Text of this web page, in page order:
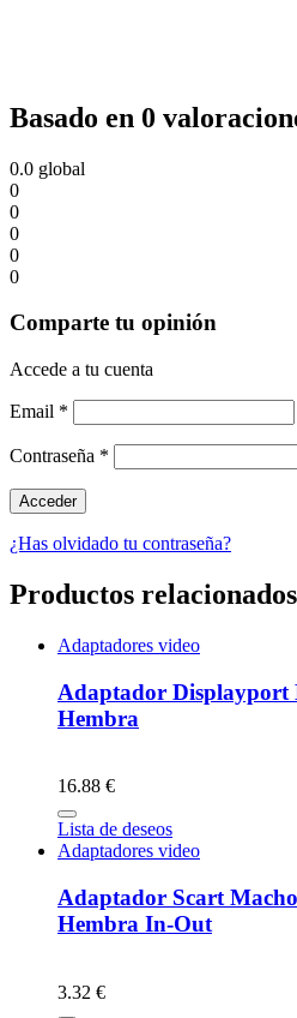
Basado en 0
0.0 global
0
0
0
0
0
Comparte tu opinión
Accede a tu cuenta
Email *
Contraseña *
¿Has olvidado tu contraseña?
Productos relacionados
Adaptadores video
Adaptador Displayport
Hembra
16.88 €
Lista de deseos
Adaptadores video
Adaptador Scart
Hembra In-Out
3.32 €